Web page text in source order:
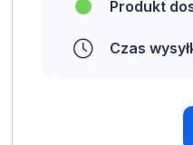
Produkt
Czas